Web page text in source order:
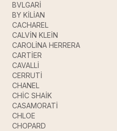
BVLGARİ
BY KİLİAN
CACHAREL
CALVİN KLEİN
CAROLİNA HERRERA
CARTİER
CAVALLİ
CERRUTİ
CHANEL
CHİC SHAİK
CASAMORATİ
CHLOE
CHOPARD